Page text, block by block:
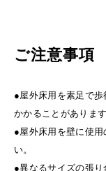
ご注意事項
●屋外床用を素足で
かかることがあります
●屋外床用を壁に使
い。
●異なるサイズの張